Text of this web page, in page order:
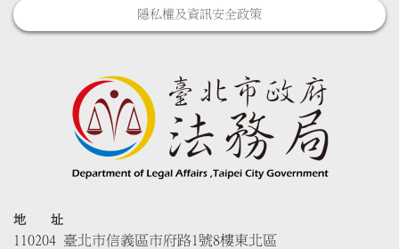
隱私權及資訊安全政策
地 址
110204 臺北市信義區市府路1號8樓東北區